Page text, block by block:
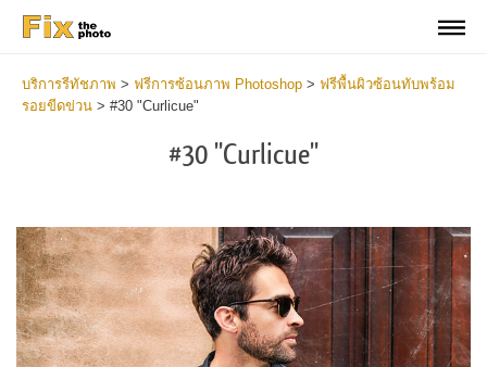
บริการรีทัชภาพ > ฟรีการซ้อนภาพ Photoshop > ฟรีพื้นผิวซ้อนทับพร้อม
รอยขีดข่วน > #30 "Curlicue"
#30 "Curlicue"